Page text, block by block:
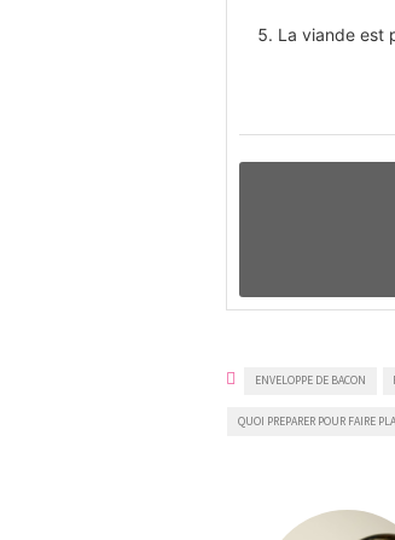
La viande est
ENVELOPPE DE BACON
QUOI PREPARER POUR FAIRE